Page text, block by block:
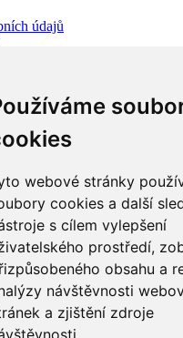
webové stránky
cookies a další
s cílem vylepšení
prostředí,
obsahu a
návštěvnosti
a zjištění zdroje
údajů
pacienta
ochrana oznamovatelů
prostaty
prsu
diagnostiky
Czech s.r.o.